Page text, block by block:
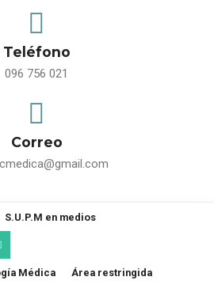
Teléfono
096 756 021
Correo
S.U.P.M en medios
Médica Área restringida